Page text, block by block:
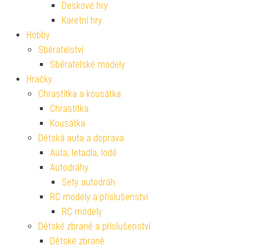
Deskové hry
Karetní hry
Hobby
Sběratelství
Sběratelské modely
Hračky
Chrastítka a kousátka
Chrastítka
Kousátka
Dětská auta a doprava
Auta, letadla, lodě
Autodráhy
Sety autodráh
RC modely a příslušenství
RC modely
Dětské zbraně a příslušenství
Dětské zbraně